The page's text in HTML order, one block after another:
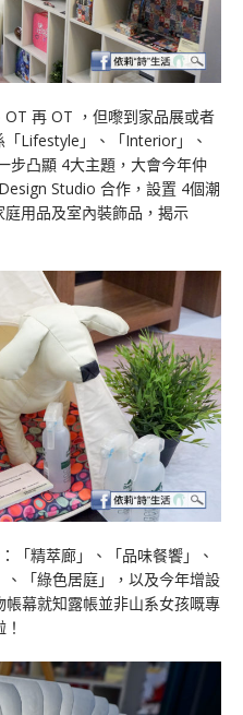
再 OT ，但嚟到家品展或者
Lifestyle」、「Interior」、
步凸顯 4大主題，大會今年仲
Studio 合作，設置 4個潮
用品及室內裝飾品，揭示
「精萃廊」、「品味餐饗」、
、「綠色居庭」，以及今年增設
幕就知露帳並非山系女孩嘅專